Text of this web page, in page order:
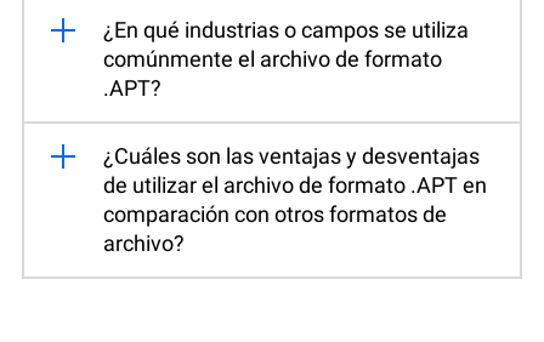
¿En qué industrias o campos se utiliza
comúnmente el archivo de formato
.APT?
¿Cuáles son las ventajas y desventajas
de utilizar el archivo de formato .APT en
comparación con otros formatos de
archivo?